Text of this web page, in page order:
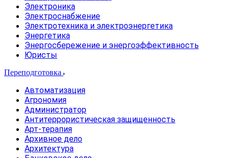
Электроника
Электроснабжение
Электротехника и электроэнергетика
Энергетика
Энергосбережение и энергоэффективность
Юристы
Переподготовка
Автоматизация
Агрономия
Администратор
Антитеррористическая защищенность
Арт-терапия
Архивное дело
Архитектура